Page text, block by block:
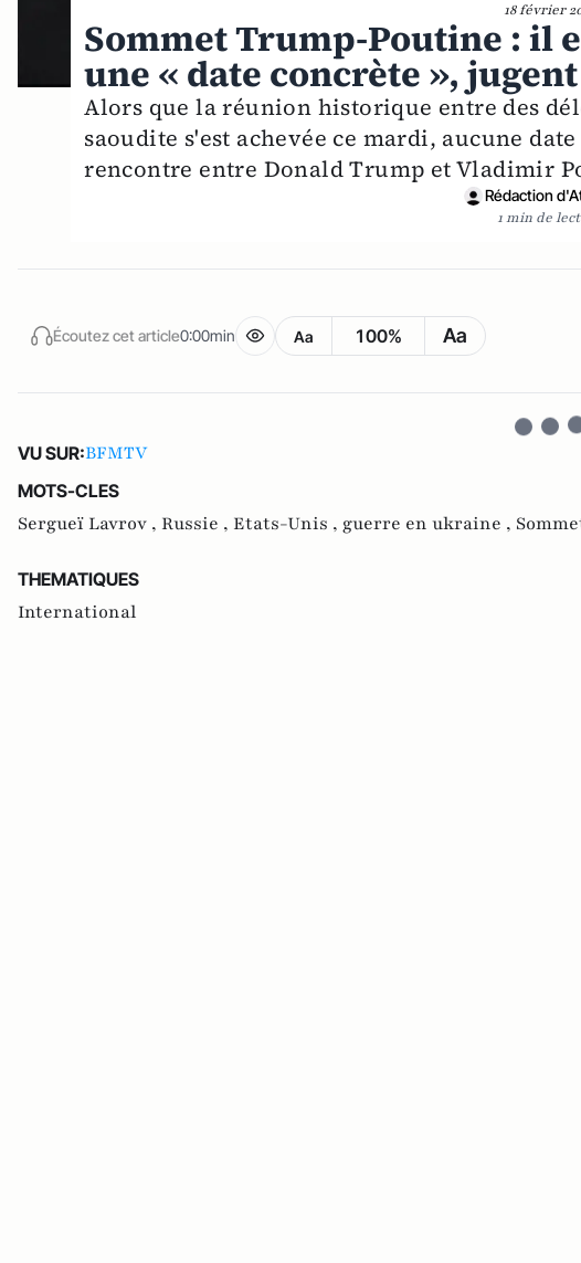
18 février
Sommet Trump-Poutine : il
une « date concrète »,
Alors que la réunion historique entre des
saoudite s'est achevée ce mardi, aucune
rencontre entre Donald Trump et Vladimir
Rédaction
1 min de
Écoutez cet article0:00min Aa 100% Aa
VU SUR:BFMTV
MOTS-CLES
Sergueï Lavrov , Russie , Etats-Unis , guerre en ukraine ,
THEMATIQUES
International